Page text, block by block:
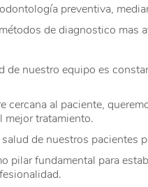
preventiva,
de diagnostico mas
de nuestro equipo es
cercana al paciente,
mejor tratamiento.
de nuestros pacientes
pilar fundamental para